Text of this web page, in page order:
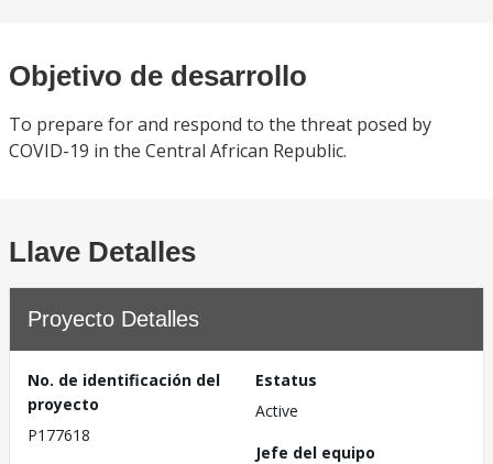
Objetivo de desarrollo
To prepare for and respond to the threat posed by
COVID-19 in the Central African Republic.
Llave Detalles
Proyecto Detalles
No. de identificación del
proyecto
P177618
Estatus
Active
Jefe del equipo